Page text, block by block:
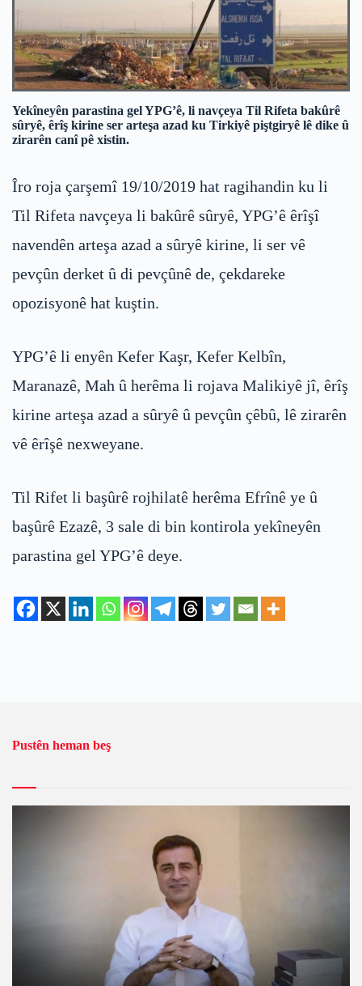
Yekîneyên parastina gel YPG’ê, li navçeya Til Rifeta bakûrê
sûryê, êrîş kirine ser arteşa azad ku Tirkiyê piştgiryê lê dike û
zirarên canî pê xistin.
Îro roja çarşemî 19/10/2019 hat ragihandin ku li
Til Rifeta navçeya li bakûrê sûryê, YPG’ê êrîşî
navendên arteşa azad a sûryê kirine, li ser vê
pevçûn derket û di pevçûnê de, çekdareke
opozisyonê hat kuştin.
YPG’ê li enyên Kefer Kaşr, Kefer Kelbîn,
Maranazê, Mah û herêma li rojava Malikiyê jî, êrîş
kirine arteşa azad a sûryê û pevçûn çêbû, lê zirarên
vê êrîşê nexweyane.
Til Rifet li başûrê rojhilatê herêma Efrînê ye û
başûrê Ezazê, 3 sale di bin kontirola yekîneyên
parastina gel YPG’ê deye.
Pustên heman beş